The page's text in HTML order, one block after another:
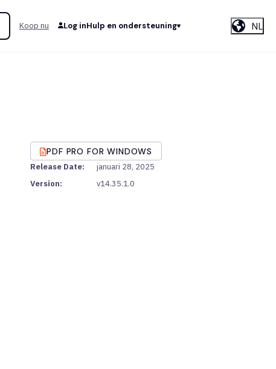
Koop nu Log inHulp en ondersteuning NL
PDF PRO FOR WINDOWS
Release Date:
januari 28, 2025
Version:
v14.35.1.0